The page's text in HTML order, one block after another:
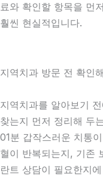
료와 확인할 항목을 먼
훨씬 현실적입니다.
지역치과 방문 전 확인
지역치과를 알아보기
찾는지 먼저 정리해 두
01분 갑작스러운 치통
혈이 반복되는지, 기존
란트 상담이 필요한지